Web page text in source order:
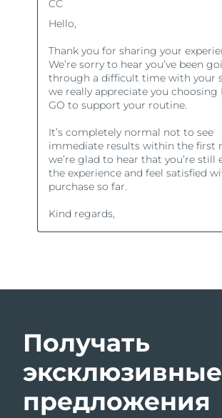
Получать
эксклюзивные
предложения